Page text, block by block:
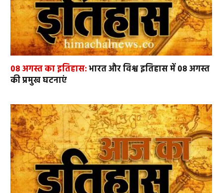
08 अगस्त का इतिहास:भारत और विश्व इतिहास में 08 अगस्त
की प्रमुख घटनाएं